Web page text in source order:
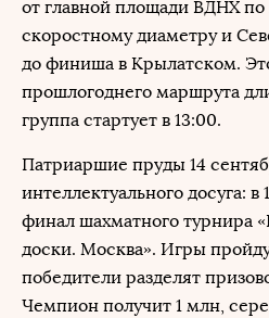
от главной площади ВДНХ
скоростному диаметру и
до финиша в Крылатском.
прошлогоднего маршрута
группа стартует в 13:00.
Патриаршие пруды 14
интеллектуального досуга: в
финал шахматного турнира
доски. Москва». Игры
победители разделят
Чемпион получит 1 млн,